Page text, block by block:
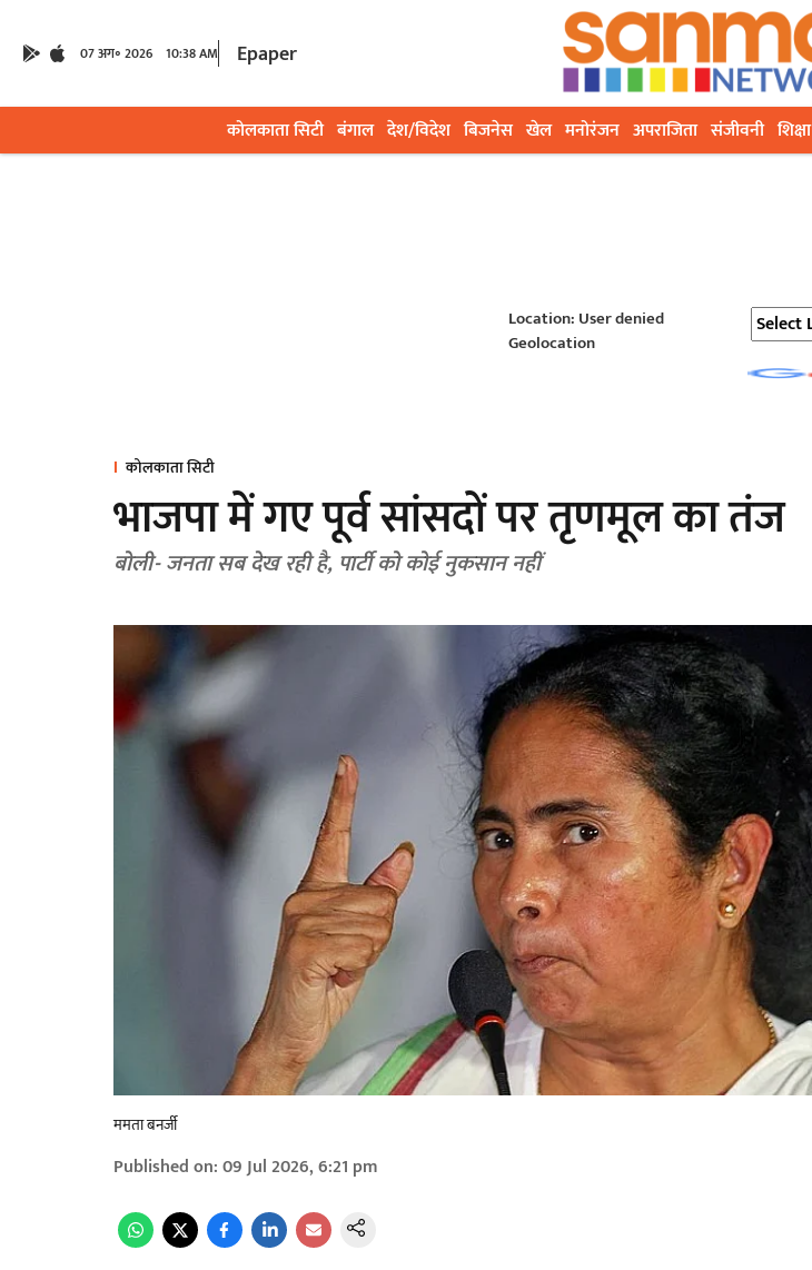
07 अग॰ 2026 10:38 AM Epaper
कोलकाता सिटी बंगाल देश/विदेश बिजनेस खेल मनोरंजन अपराजिता संजीवनी शिक्षा
Location: User denied
Geolocation
कोलकाता सिटी
भाजपा में गए पूर्व सांसदों पर तृणमूल का तंज
बोली- जनता सब देख रही है, पार्टी को कोई नुकसान नहीं
ममता बनर्जी
Published on:09 Jul 2026, 6:21 pm